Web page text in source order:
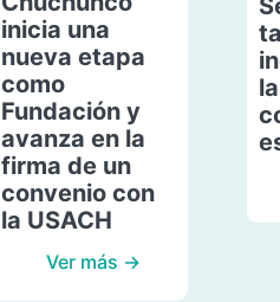
inicia una
nueva etapa
como
Fundación y
avanza en la
firma de un
convenio con
la USACH
Ver más →